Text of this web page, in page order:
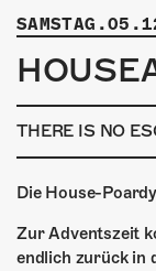
INFOS
ÜBER
THERE IS NO
Die House-
Zur Adventszeit
endlich zurück in